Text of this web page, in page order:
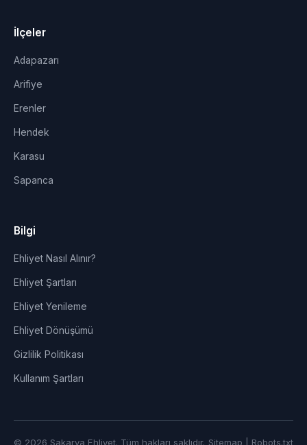
İlçeler
Adapazarı
Arifiye
Erenler
Hendek
Karasu
Sapanca
Bilgi
Ehliyet Nasıl Alınır?
Ehliyet Şartları
Ehliyet Yenileme
Ehliyet Dönüşümü
Gizlilik Politikası
Kullanım Şartları
© 2026 Sakarya Ehliyet. Tüm hakları saklıdır. Sitemap Robots.txt